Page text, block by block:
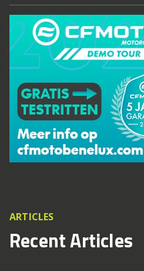
ARTICLES
Recent Articles